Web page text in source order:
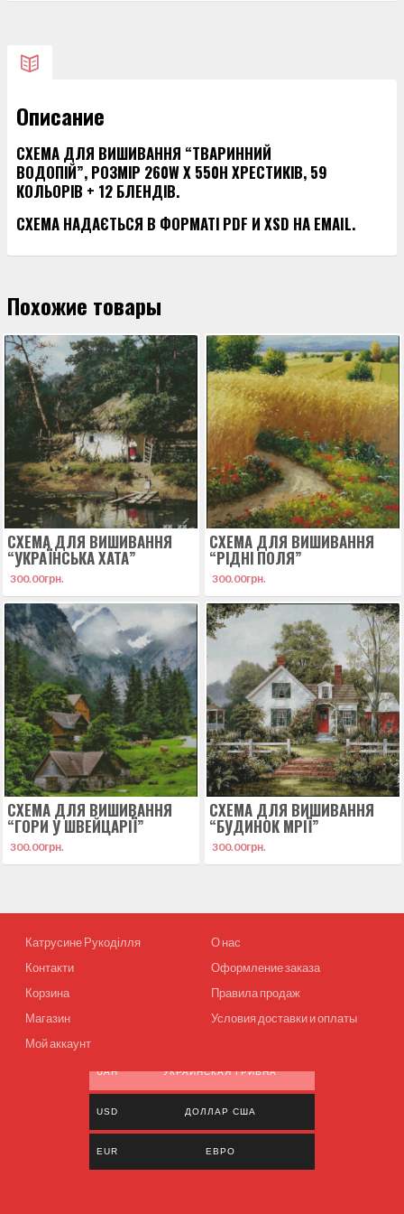
Описание
СХЕМА ДЛЯ ВИШИВАННЯ “ТВАРИННИЙ
ВОДОПІЙ”, РОЗМІР 260W X 550H ХРЕСТИКІВ, 59
КОЛЬОРІВ + 12 БЛЕНДІВ.
СХЕМА НАДАЄТЬСЯ В ФОРМАТІ PDF И XSD НА EMAIL.
Похожие товары
СХЕМА ДЛЯ ВИШИВАННЯ
“УКРАЇНСЬКА ХАТА”
300.00грн.
СХЕМА ДЛЯ ВИШИВАННЯ
“РІДНІ ПОЛЯ”
300.00грн.
СХЕМА ДЛЯ ВИШИВАННЯ
“ГОРИ У ШВЕЙЦАРІЇ”
300.00грн.
СХЕМА ДЛЯ ВИШИВАННЯ
“БУДИНОК МРІЇ”
300.00грн.
Катрусине Рукоділля
Контакти
Корзина
Магазин
Мой аккаунт
О нас
Оформление заказа
Правила продаж
Условия доставки и оплаты
UAH УКРАИНСКАЯ ГРИВНА
USD ДОЛЛАР США
EUR ЕВРО